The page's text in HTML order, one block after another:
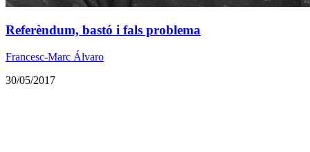
Referèndum, bastó i fals problema
Francesc-Marc Álvaro
30/05/2017